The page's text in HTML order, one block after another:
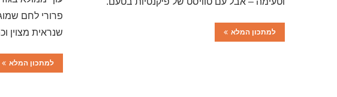
למתכון המלא
פרורי לחם
שנראית מצוין
למתכון המלא